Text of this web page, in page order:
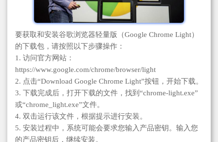
要获取和安装谷歌浏览器轻量版（Google Chrome Light）
的下载包，请按照以下步骤操作：
1. 访问官方网站：
https://www.google.com/chrome/browser/light
2. 点击“Download Google Chrome Light”按钮，开始下载。
3. 下载完成后，打开下载的文件，找到“chrome-light.exe”
或“chrome_light.exe”文件。
4. 双击运行该文件，根据提示进行安装。
5. 安装过程中，系统可能会要求您输入产品密钥。输入您
的产品密钥后，继续安装。